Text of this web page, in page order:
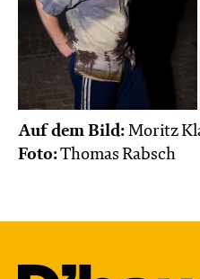
Auf dem Bild: Moritz
Foto:Thomas Rabsch